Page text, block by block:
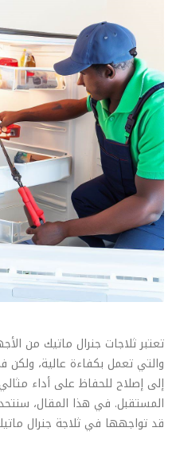
تعتبر ثلاجات جنرال ماتيك من
والتي تعمل بكفاءة عالية، ولكن
إلى إصلاح للحفاظ على أداء
المستقبل. في هذا المقال،
قد تواجهها في ثلاجة جنرال